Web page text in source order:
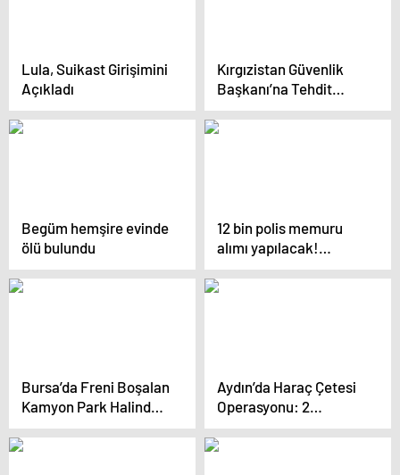
Lula, Suikast Girişimini
Açıkladı
Kırgızistan Güvenlik
Başkanı’na Tehdit
Mektubu
Begüm hemşire evinde
ölü bulundu
12 bin polis memuru
alımı yapılacak!
Aranan şartlar da belli
gibi
Bursa’da Freni Boşalan
Kamyon Park Halindeki
Araçlara Çarptı
Aydın’da Haraç Çetesi
Operasyonu: 2
Tutuklama